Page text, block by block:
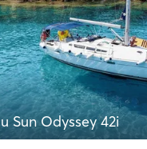
Sun Odyssey 42i